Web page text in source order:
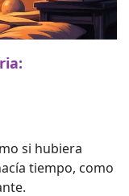
si hubiera
tiempo, como